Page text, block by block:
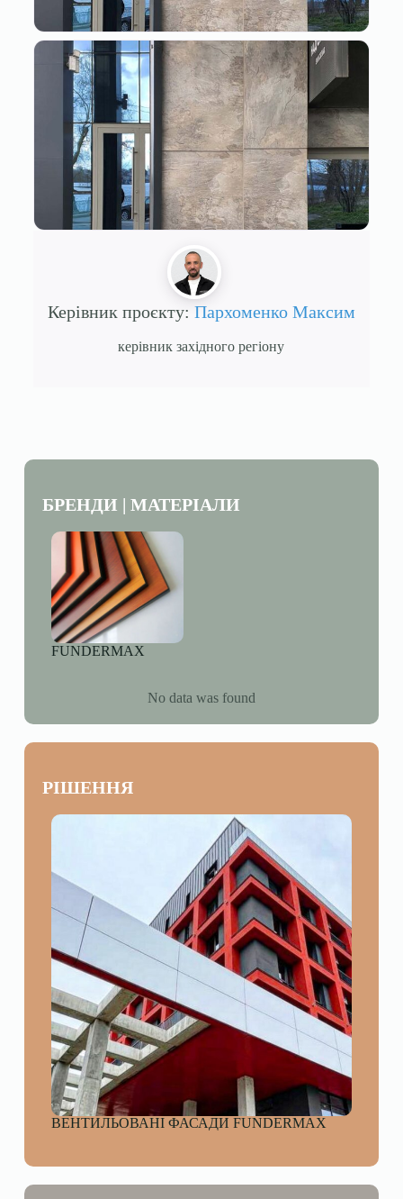
Керівник проєкту: Пархоменко Максим
керівник західного регіону
БРЕНДИ | МАТЕРІАЛИ
FUNDERMAX
No data was found
РІШЕННЯ
ВЕНТИЛЬОВАНІ ФАСАДИ FUNDERMAX